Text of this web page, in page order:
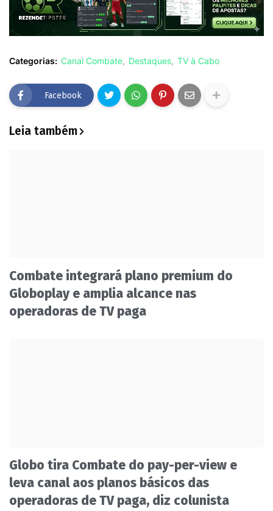
Categorias: Canal Combate Destaques TV à Cabo
Facebook
Leia também
Combate integrará plano premium do
Globoplay e amplia alcance nas
operadoras de TV paga
Globo tira Combate do pay-per-view e
leva canal aos planos básicos das
operadoras de TV paga, diz colunista